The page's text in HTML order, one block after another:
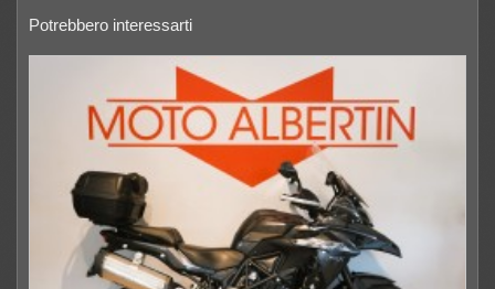
Potrebbero interessarti